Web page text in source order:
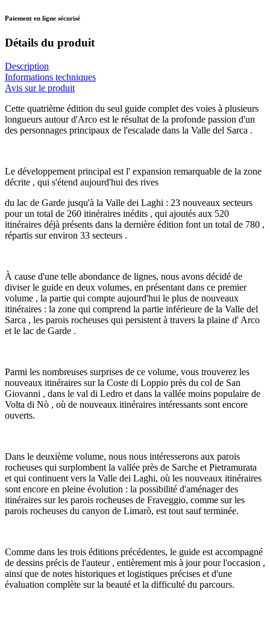
Paiement en ligne sécurisé
Détails du produit
Description
Informations techniques
Avis sur le produit
Cette quatrième édition du seul guide complet des voies à plusieurs
longueurs autour d'Arco est le résultat de la profonde passion d'un
des personnages principaux de l'escalade dans la Valle del Sarca .
Le développement principal est l' expansion remarquable de la zone
décrite , qui s'étend aujourd'hui des rives
du lac de Garde jusqu'à la Valle dei Laghi : 23 nouveaux secteurs
pour un total de 260 itinéraires inédits , qui ajoutés aux 520
itinéraires déjà présents dans la dernière édition font un total de 780 ,
répartis sur environ 33 secteurs .
À cause d'une telle abondance de lignes, nous avons décidé de
diviser le guide en deux volumes, en présentant dans ce premier
volume , la partie qui compte aujourd'hui le plus de nouveaux
itinéraires : la zone qui comprend la partie inférieure de la Valle del
Sarca , les parois rocheuses qui persistent à travers la plaine d' Arco
et le lac de Garde .
Parmi les nombreuses surprises de ce volume, vous trouverez les
nouveaux itinéraires sur la Coste di Loppio près du col de San
Giovanni , dans le val di Ledro et dans la vallée moins populaire de
Volta di Nò , où de nouveaux itinéraires intéressants sont encore
ouverts.
Dans le deuxième volume, nous nous intéresserons aux parois
rocheuses qui surplombent la vallée près de Sarche et Pietramurata
et qui continuent vers la Valle dei Laghi, où les nouveaux itinéraires
sont encore en pleine évolution : la possibilité d'aménager des
itinéraires sur les parois rocheuses de Fraveggio, comme sur les
parois rocheuses du canyon de Limarò, est tout sauf terminée.
Comme dans les trois éditions précédentes, le guide est accompagné
de dessins précis de l'auteur , entièrement mis à jour pour l'occasion ,
ainsi que de notes historiques et logistiques précises et d'une
évaluation complète sur la beauté et la difficulté du parcours.